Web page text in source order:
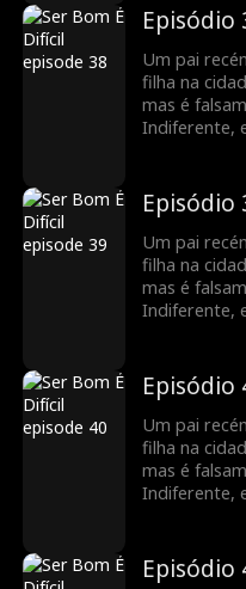
dela se
nome dele,
reunião
familiar
Episódio
Um pai
filha na
mas é
Indiferente,
dela se
nome dele,
reunião
familiar
Episódio
Um pai
filha na
mas é
Indiferente,
dela se
nome dele,
reunião
familiar
Episódio
Um pai
filha na
mas é
Indiferente,
dela se
nome dele,
Episódio